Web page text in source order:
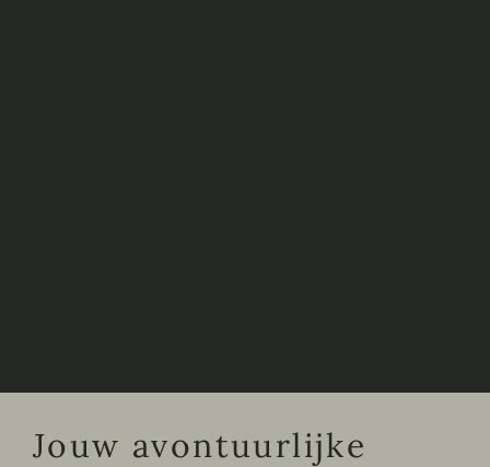
Jouw avontuurlijke